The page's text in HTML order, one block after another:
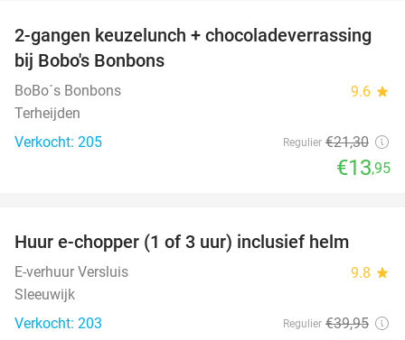
35%
2-gangen keuzelunch + chocoladeverrassing
bij Bobo's Bonbons
BoBo´s Bonbons 9.6 star
Terheijden
Verkocht: 205
Regulier €21,30
€13,95
Huur e-chopper (1 of 3 uur) inclusief helm
E-verhuur Versluis 9.8 star
Sleeuwijk
Verkocht: 203
Regulier €39,95